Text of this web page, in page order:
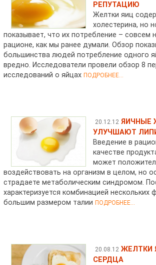
РЕПУТАЦИЮ
Желтки яиц
холестерина, но
показывает, что их потребление – совсем
рационе, как мы ранее думали. Обзор
большинства людей потребление одного
вредно. Исследователи провели обзор 8
исследований о яйцахПОДРОБНЕЕ...
20.12.12 ЯИЧНЫЕ
УЛУЧШАЮТ
Введение в
качестве
может
воздействовать на организм в целом, но
страдаете метаболическим синдромом.
характеризуется комбинацией нескольких
большим размером талииПОДРОБНЕЕ...
20.08.12 ЖЕЛТКИ
СЕРДЦА